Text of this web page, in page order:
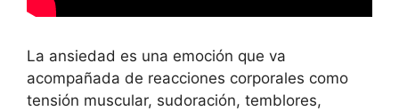
La ansiedad es una emoción que va
acompañada de reacciones corporales como
tensión muscular, sudoración, temblores,